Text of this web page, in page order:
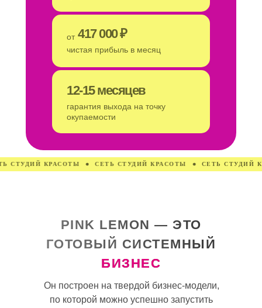
чистая прибыль в месяц
от
гарантия выхода на точку
окупаемости
12-15 месяцев
417 000 ₽
СЕТЬ СТУДИЙ КРАСОТЫ СЕТЬ СТУДИЙ КРАСОТЫ СЕТЬ
PINK LEMON — ЭТО
ГОТОВЫЙ СИСТЕМНЫЙ
БИЗНЕС
Он построен на твердой бизнес-модели,
по которой можно успешно запустить